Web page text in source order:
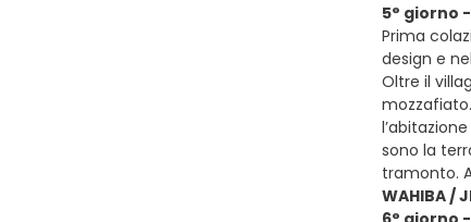
5° giorno -
Prima
design e
Oltre il
sono la
tramonto.
WAHIBA /